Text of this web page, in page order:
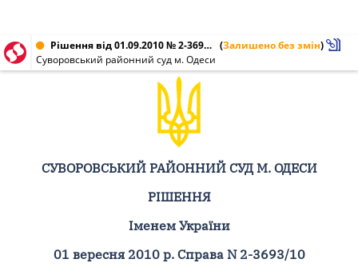
Рішення від 01.09.2010 № 2-3693/10 (Залишено без змін)
Суворовський районний суд м. Одеси
СУВОРОВСЬКИЙ РАЙОННИЙ СУД М. ОДЕСИ
РІШЕННЯ
Іменем України
01 вересня 2010 р. Справа N 2-3693/10